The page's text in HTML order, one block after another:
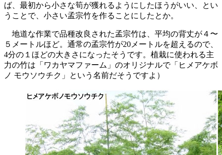
ば、最初から小さな筍が獲れるようにしたほうがいい、とい
うことで、小さい孟宗竹を作ることにしたとか。
地道な作業で品種改良された孟宗竹は、平均の背丈が４〜
５メートルほど。通常の孟宗竹が20メートルを超えるので、
4分の１ほどの大きさになったそうです。植栽に使われる主
力の竹は「ワカヤマファーム」のオリジナルで「ヒメアケボ
ノ モウソウチク」という名前だそうですよ）